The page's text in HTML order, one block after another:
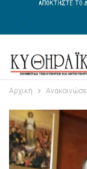
Αρχική